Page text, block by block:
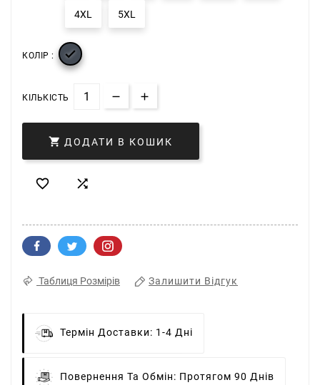
4XL 5XL
КОЛІР : 
КІЛЬКІСТЬ
 ДОДАТИ В КОШИК
 
Таблиця Розмірів Залишити Відгук
Термін Доставки: 1-4 Дні
Повернення Та Обмін: Протягом 90 Днів